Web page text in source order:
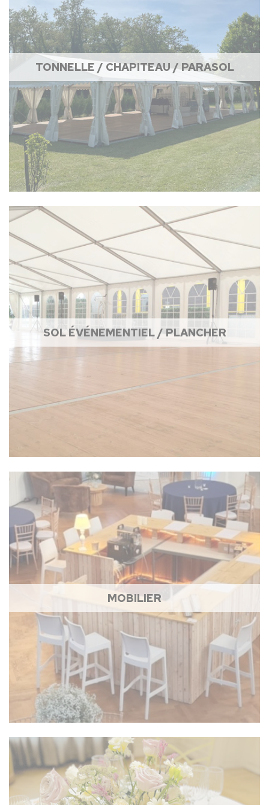
TONNELLE / CHAPITEAU / PARASOL
SOL ÉVÉNEMENTIEL / PLANCHER
MOBILIER